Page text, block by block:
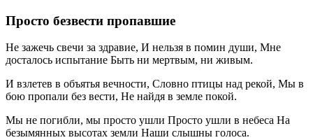
Просто безвести пропавшие
Не зажечь свечи за здравие, И нельзя в помин души, Мне
досталось испытание Быть ни мертвым, ни живым.
И взлетев в объятья вечности, Словно птицы над рекой, Мы в
бою пропали без вести, Не найдя в земле покой.
Мы не погибли, мы просто ушли Просто ушли в небеса На
безымянных высотах земли Наши слышны голоса.